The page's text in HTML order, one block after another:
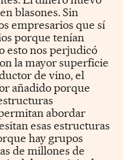
blasones. Sin
empresarios que sí
porque tenían
esto nos perjudicó
la mayor superficie
de vino, el
añadido porque
abordar
esas estructuras
hay grupos
de millones de